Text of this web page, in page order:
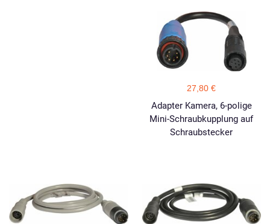
27,80 €
Adapter Kamera, 6-polige
Mini-Schraubkupplung auf
Schraubstecker